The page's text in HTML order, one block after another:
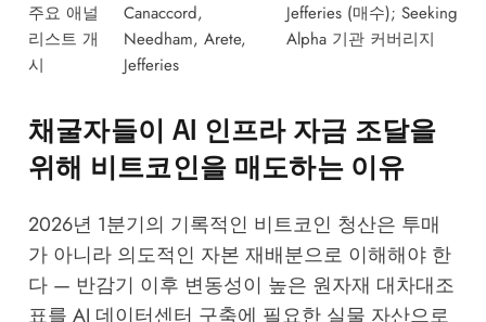
주요 애널
리스트 개
시
Canaccord,
Needham, Arete,
Jefferies
Jefferies (매수); Seeking
Alpha 기관 커버리지
채굴자들이 AI 인프라 자금 조달을
위해 비트코인을 매도하는 이유
2026년 1분기의 기록적인 비트코인 청산은 투매
가 아니라 의도적인 자본 재배분으로 이해해야 한
다 — 반감기 이후 변동성이 높은 원자재 대차대조
표를 AI 데이터센터 구축에 필요한 실물 자산으로